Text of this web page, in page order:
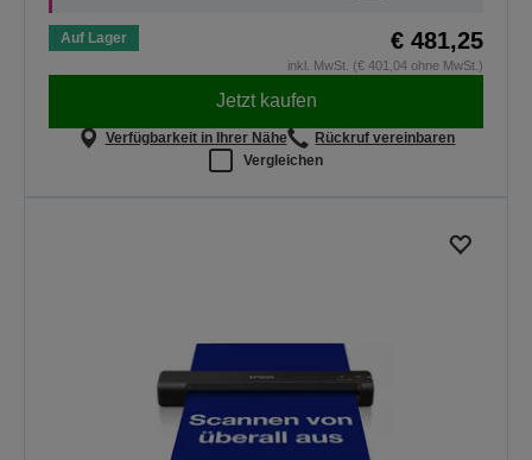
Auf Lager € 481,25
inkl. MwSt. (€ 401,04 ohne MwSt.)
Jetzt kaufen
Verfügbarkeit in Ihrer Nähe
Rückruf vereinbaren
Vergleichen